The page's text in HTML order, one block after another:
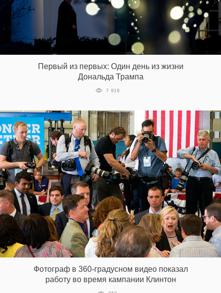
Первый из первых: Один день из жизни
Дональда Трампа
7 919
Фотограф в 360-градусном видео показал
работу во время кампании Клинтон